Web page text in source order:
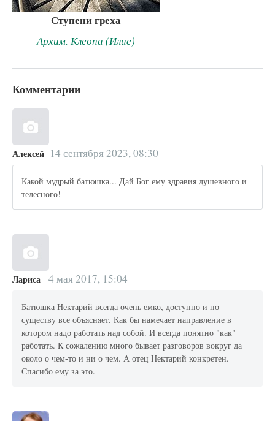
Ступени греха
Архим. Клеопа (Илие)
Комментарии
Алексей 14 сентября 2023, 08:30
Какой мудрый батюшка... Дай Бог ему здравия душевного и
телесного!
Лариса 4 мая 2017, 15:04
Батюшка Нектарий всегда очень емко, доступно и по
существу все объясняет. Как бы намечает направление в
котором надо работать над собой. И всегда понятно "как"
работать. К сожалению много бывает разговоров вокруг да
около о чем-то и ни о чем. А отец Нектарий конкретен.
Спасибо ему за это.